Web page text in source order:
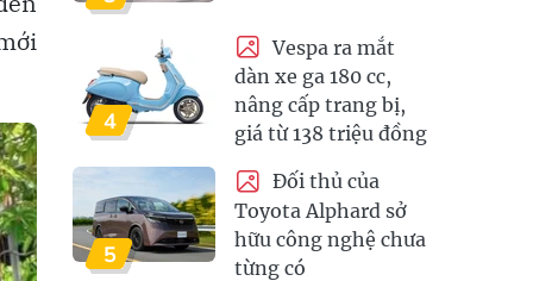
4
Vespa ra mắt
dàn xe ga 180 cc,
nâng cấp trang bị,
giá từ 138 triệu đồng
5
Đối thủ của
Toyota Alphard sở
hữu công nghệ chưa
từng có